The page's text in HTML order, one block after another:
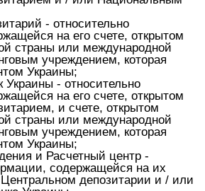
- относительно
на его счете, открытом
страны или международной
учреждением, которая
Украины;
- относительно
на его счете, открытом
и счете, открытом
страны или международной
учреждением, которая
Украины;
и Расчетный центр -
содержащейся на их
депозитарии и / или